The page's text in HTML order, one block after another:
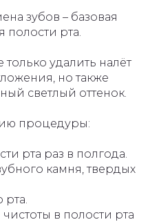
зубов – базовая
полости рта.
удалить налёт
но также
светлый оттенок.
процедуры:
рта раз в полгода.
камня, твердых
рта.
в полости рта